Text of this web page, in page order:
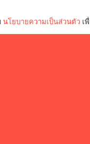
นโยบายความเป็นส่วนตัว เ